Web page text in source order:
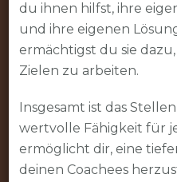
du ihnen hilfst, ihre
und ihre eigenen
ermächtigst du sie
Zielen zu arbeiten.
Insgesamt ist das
wertvolle Fähigkeit für
ermöglicht dir, eine
deinen Coachees